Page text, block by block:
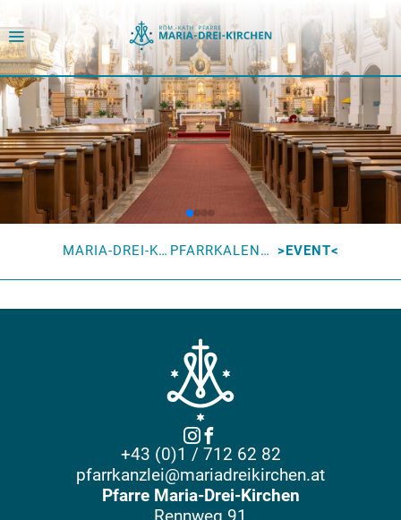
MARIA-DREI-KIRCHEN PFARRKALENDER EVENT
+43 (0)1 / 712 62 82
pfarrkanzlei@mariadreikirchen.at
Pfarre Maria-Drei-Kirchen